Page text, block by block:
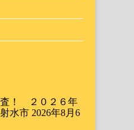
査！ ２０２６年
水市 2026年8月6